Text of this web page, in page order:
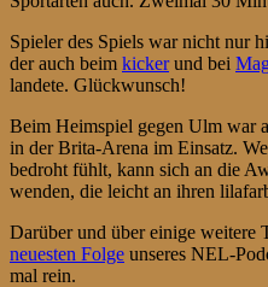
Spieler des Spiels war nicht nur
der auch beim kickerund bei
landete. Glückwunsch!
Beim Heimspiel gegen Ulm war
in der Brita-Arena im Einsatz.
bedroht fühlt, kann sich an die
wenden, die leicht an ihren
Darüber und über einige weitere
neuesten Folge unseres NEL-
mal rein.